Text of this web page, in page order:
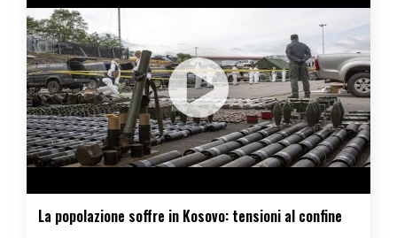
La popolazione soffre in Kosovo: tensioni al confine